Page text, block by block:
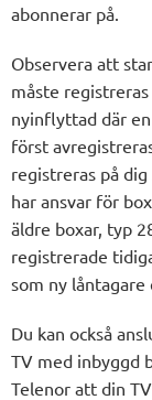
abonnerar på.
Observera att
måste
nyinflyttad där
först
registreras på
har ansvar för
äldre boxar, typ
registrerade
som ny låntagare
Du kan också
TV med inbyggd
Telenor att din